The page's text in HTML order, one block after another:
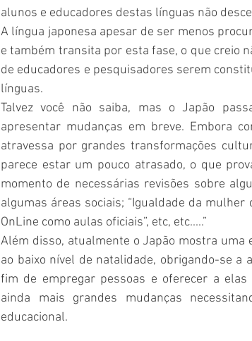
alunos e educadores destas línguas não
A língua japonesa apesar de ser menos
e também transita por esta fase, o que creio
de educadores e pesquisadores serem
línguas.
Talvez você não saiba, mas o Japão
apresentar mudanças em breve. Embora
atravessa por grandes transformações
parece estar um pouco atrasado, o que
momento de necessárias revisões sobre
algumas áreas sociais; “Igualdade da mulher
OnLine como aulas oficiais”, etc, etc.....”
Além disso, atualmente o Japão mostra uma
ao baixo nível de natalidade, obrigando-se
fim de empregar pessoas e oferecer a
ainda mais grandes mudanças
educacional.